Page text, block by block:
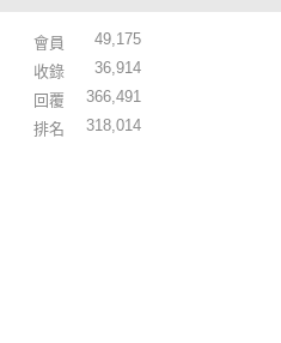
會員
49,175
收錄
36,914
回覆
366,491
排名
318,014